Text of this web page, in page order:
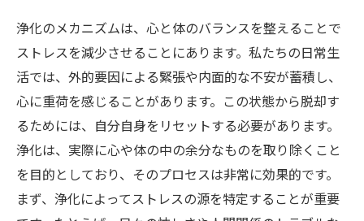
浄化のメカニズムは、心と体のバランスを整えることで
ストレスを減少させることにあります。私たちの日常生
活では、外的要因による緊張や内面的な不安が蓄積し、
心に重荷を感じることがあります。この状態から脱却す
るためには、自分自身をリセットする必要があります。
浄化は、実際に心や体の中の余分なものを取り除くこと
を目的としており、そのプロセスは非常に効果的です。
まず、浄化によってストレスの源を特定することが重要